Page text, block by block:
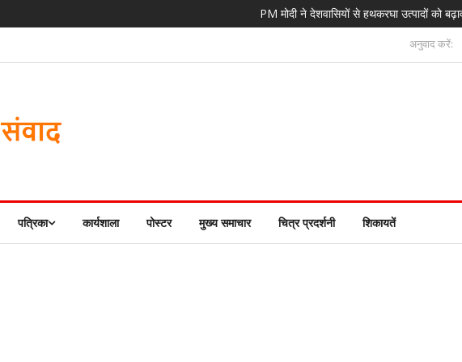
PM मोदी ने देशवासियों से हथकरघा उत्पादों को बढ़ावा
अनुवाद करें:
पत्रिका कार्यशाला पोस्टर मुख्य समाचार चित्र प्रदर्शनी शिकायतें